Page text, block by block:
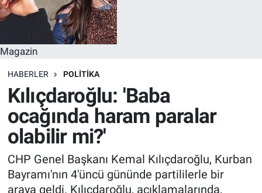
Magazin
HABERLER POLITIKA
Kılıçdaroğlu: 'Baba
ocağında haram paralar
olabilir mi?'
CHP Genel Başkanı Kemal Kılıçdaroğlu, Kurban
Bayramı'nın 4'üncü gününde partililerle bir
araya geldi. Kılıçdaroğlu, açıklamalarında,